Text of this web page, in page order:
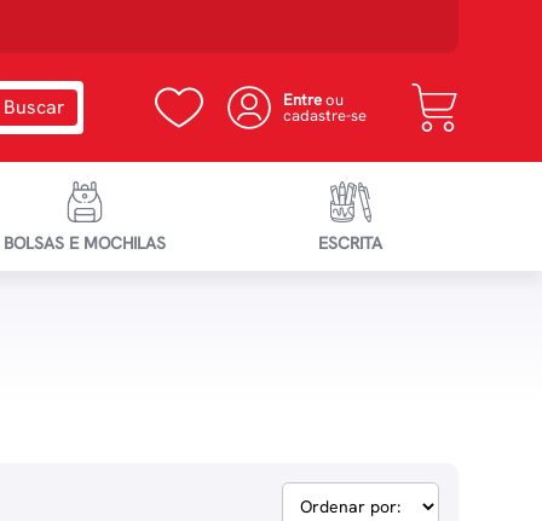
Entreou
cadastre-se
BOLSAS E MOCHILAS ESCRITA